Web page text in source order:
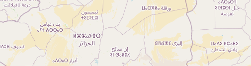
sur
A propos
Qui sommes-nous ?
Actualités
Nos partenaires